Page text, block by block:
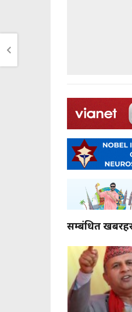
सम्बंधित खबरहरु